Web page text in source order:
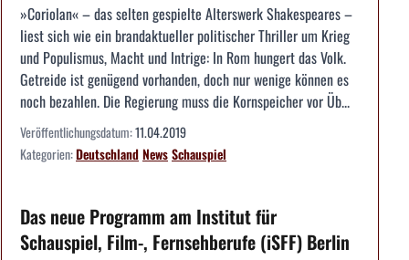
»Coriolan« – das selten gespielte Alterswerk Shakespeares –
liest sich wie ein brandaktueller politischer Thriller um Krieg
und Populismus, Macht und Intrige: In Rom hungert das Volk.
Getreide ist genügend vorhanden, doch nur wenige können es
noch bezahlen. Die Regierung muss die Kornspeicher vor Üb...
Veröffentlichungsdatum:11.04.2019
Kategorien:DeutschlandNewsSchauspiel
Das neue Programm am Institut für
Schauspiel, Film-, Fernsehberufe (iSFF) Berlin